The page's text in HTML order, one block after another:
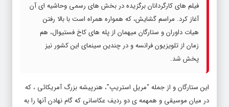
فیلم های کارگردانان برگزیده در بخش های رسمی وحاشیه ای آن
آغاز کرد. مراسم گشایش، که همواره همراه است با بالا رفتن
هیات داوران و ستارگان میهمان از پله های کاخ فستیوال، هم
زمان از تلویزیون فرانسه و در چندین سینمای این کشور نیز
پخش شد.
این ستارگان و از جمله “مریل استریپ”، هنرپیشه بزرگ آمریکائی ، که
در میان موسیقی و همهمه ی دو ردیف عکاسانی که گام نهادن آنها را به